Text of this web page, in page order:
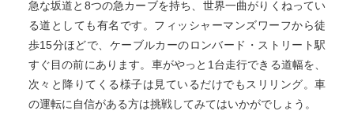
急な坂道と8つの急カーブを持ち、世界一曲がりくねってい
る道としても有名です。フィッシャーマンズワーフから徒
歩15分ほどで、ケーブルカーのロンバード・ストリート駅
すぐ目の前にあります。車がやっと1台走行できる道幅を、
次々と降りてくる様子は見ているだけでもスリリング。車
の運転に自信がある方は挑戦してみてはいかがでしょう。